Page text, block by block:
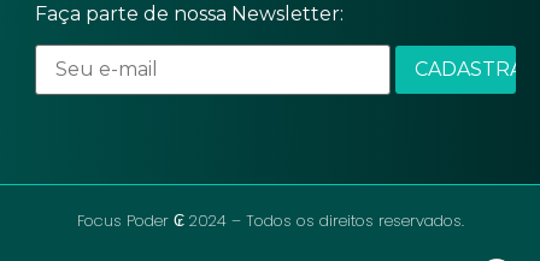
Faça parte de nossa Newsletter:
Focus Poder ₢ 2024 – Todos os direitos reservados.